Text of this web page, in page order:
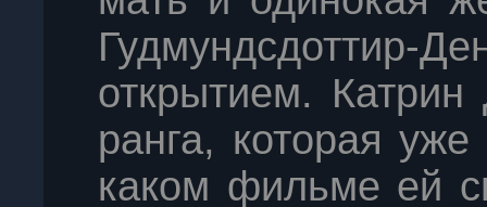
открытием.
ранга, которая
каком фильме ей